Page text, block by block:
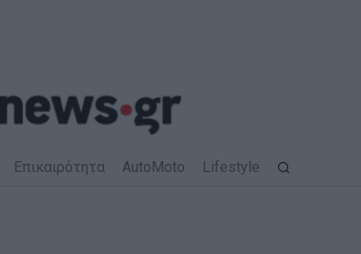
Επικαιρότητα AutoMoto Lifestyle